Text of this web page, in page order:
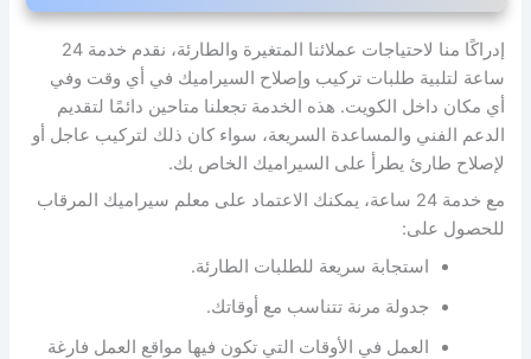
إدراكًا منا لاحتياجات عملائنا المتغيرة والطارئة، نقدم خدمة 24
ساعة لتلبية طلبات تركيب وإصلاح السيراميك في أي وقت وفي
أي مكان داخل الكويت. هذه الخدمة تجعلنا متاحين دائمًا لتقديم
الدعم الفني والمساعدة السريعة، سواء كان ذلك لتركيب عاجل أو
لإصلاح طارئ يطرأ على السيراميك الخاص بك.
مع خدمة 24 ساعة، يمكنك الاعتماد على معلم سيراميك المرقاب
للحصول على:
استجابة سريعة للطلبات الطارئة.
جدولة مرنة تتناسب مع أوقاتك.
العمل في الأوقات التي تكون فيها مواقع العمل فارغة